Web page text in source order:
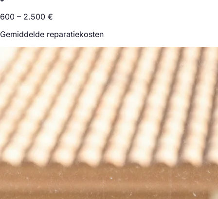
600 – 2.500 €
Gemiddelde reparatiekosten